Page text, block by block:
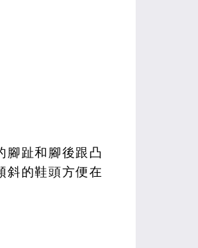
腳趾和腳後跟凸
斜的鞋頭方便在